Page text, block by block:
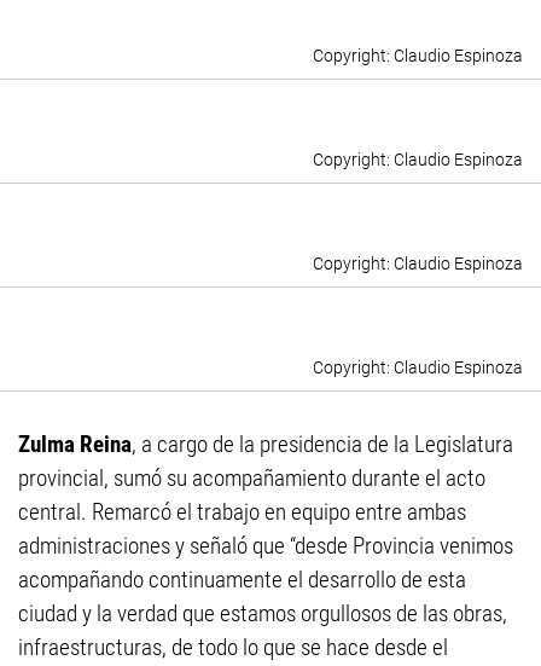
Claudio Espinoza
Claudio Espinoza
Claudio Espinoza
Claudio Espinoza
Zulma Reina, a cargo de la presidencia de la Legislatura
provincial, sumó su acompañamiento durante el acto
central. Remarcó el trabajo en equipo entre ambas
administraciones y señaló que “desde Provincia venimos
acompañando continuamente el desarrollo de esta
ciudad y la verdad que estamos orgullosos de las obras,
infraestructuras, de todo lo que se hace desde el